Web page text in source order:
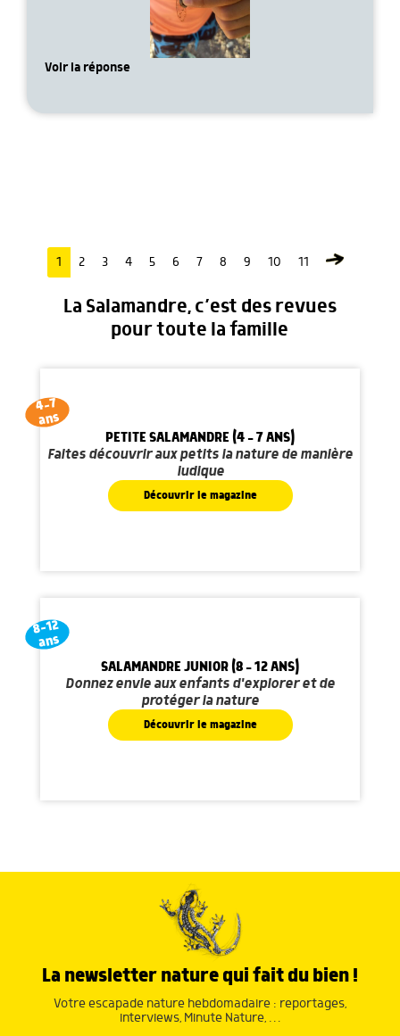
Voir la réponse
1 2 3 4 5 6 7 8 9 10 11
La Salamandre, c’est des revues
pour toute la famille
4-7
ans
PETITE SALAMANDRE (4 - 7 ANS)
Faites découvrir aux petits la nature de manière
ludique
Découvrir le magazine
8-12
ans
SALAMANDRE JUNIOR (8 - 12 ANS)
Donnez envie aux enfants d'explorer et de
protéger la nature
Découvrir le magazine
La newsletter nature qui fait du bien !
Votre escapade nature hebdomadaire : reportages,
interviews, Minute Nature, …